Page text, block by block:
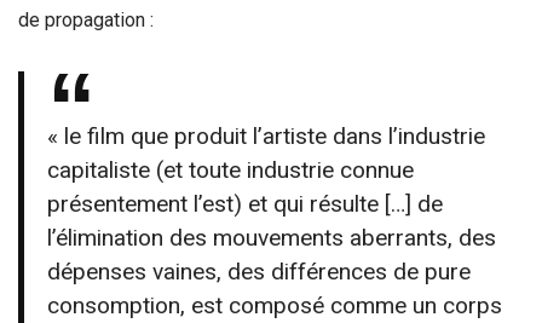
de propagation :
« le film que produit l’artiste dans l’industrie
capitaliste (et toute industrie connue
présentement l’est) et qui résulte […] de
l’élimination des mouvements aberrants, des
dépenses vaines, des différences de pure
consomption, est composé comme un corps